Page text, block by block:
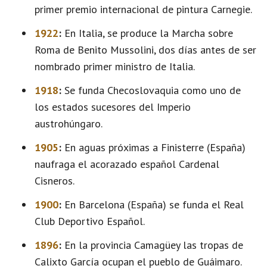
primer premio internacional de pintura Carnegie.
1922: En Italia, se produce la Marcha sobre
Roma de Benito Mussolini, dos días antes de ser
nombrado primer ministro de Italia.
1918: Se funda Checoslovaquia como uno de
los estados sucesores del Imperio
austrohúngaro.
1905: En aguas próximas a Finisterre (España)
naufraga el acorazado español Cardenal
Cisneros.
1900: En Barcelona (España) se funda el Real
Club Deportivo Español.
1896: En la provincia Camagüey las tropas de
Calixto García ocupan el pueblo de Guáimaro.